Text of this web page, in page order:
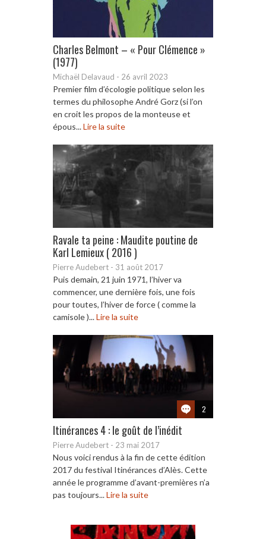
Charles Belmont – « Pour Clémence »
(1977)
Michaël Delavaud - 26 avril 2023
Premier film d’écologie politique selon les
termes du philosophe André Gorz (si l’on
en croit les propos de la monteuse et
épous...Lire la suite
Ravale ta peine : Maudite poutine de
Karl Lemieux ( 2016 )
Pierre Audebert - 31 août 2017
Puis demain, 21 juin 1971, l’hiver va
commencer, une dernière fois, une fois
pour toutes, l’hiver de force ( comme la
camisole )...Lire la suite
2
Itinérances 4 : le goût de l’inédit
Pierre Audebert - 23 mai 2017
Nous voici rendus à la fin de cette édition
2017 du festival Itinérances d’Alès. Cette
année le programme d’avant-premières n’a
pas toujours...Lire la suite